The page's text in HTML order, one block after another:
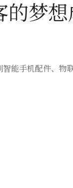
的梦
能手机配件、